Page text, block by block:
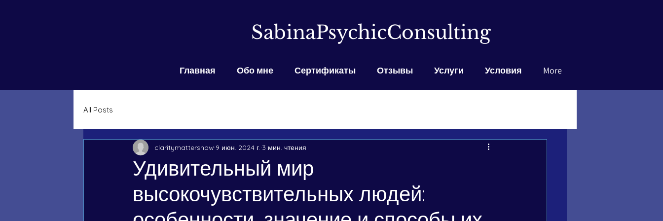
Главная Обо мне Сертификаты Отзывы Услуги Условия More
SabinaPsychicConsulting
All Posts
Удивительный мир
высокочувствительных людей:
claritymattersnow 9 июн. 2024 г. 3 мин. чтения